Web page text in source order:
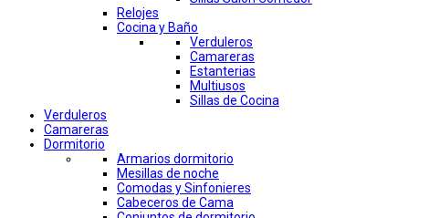
Relojes
Cocina y Baño
Verduleros
Camareras
Estanterias
Multiusos
Sillas de Cocina
Verduleros
Camareras
Dormitorio
Armarios dormitorio
Mesillas de noche
Comodas y Sinfonieres
Cabeceros de Cama